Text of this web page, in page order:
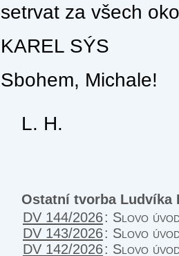
setrvat za všech
KAREL SÝS
Sbohem, Michale!
L. H.
Ostatní tvorba Ludvíka
DV 144/2026: Slovo
DV 143/2026: Slovo
DV 142/2026: Slovo